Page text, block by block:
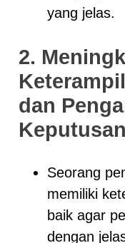
yang jelas.
2.
dan
Keputusan
Seorang
memiliki
baik agar
dengan